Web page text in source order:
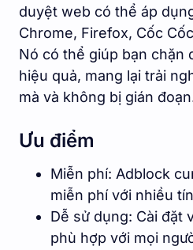
duyệt web có thể áp
Chrome, Firefox, Cốc
Nó có thể giúp bạn chặn
hiệu quả, mang lại trải
mà và không bị gián
Ưu điểm
Miễn phí: Adblock
miễn phí với nhiều
Dễ sử dụng: Cài đặt
phù hợp với mọi